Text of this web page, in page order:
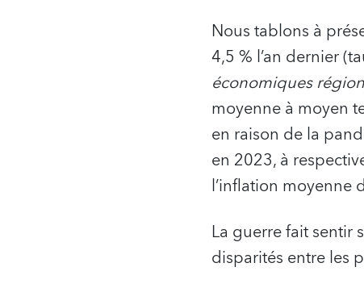
Nous tablons à
4,5 % l’an dernier
économiques
moyenne à moyen
en raison de la
en 2023, à
l’inflation moyenne
La guerre fait sentir
disparités entre les